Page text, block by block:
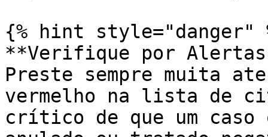
{% hint style="danger"
**Verifique por Alertas
Preste sempre muita
vermelho na lista de
crítico de que um